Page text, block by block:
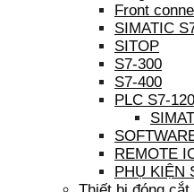
Front
SIMATIC
SITOP
S7-300
S7-400
PLC S7-
REMOTE
PHỤ KIỆN